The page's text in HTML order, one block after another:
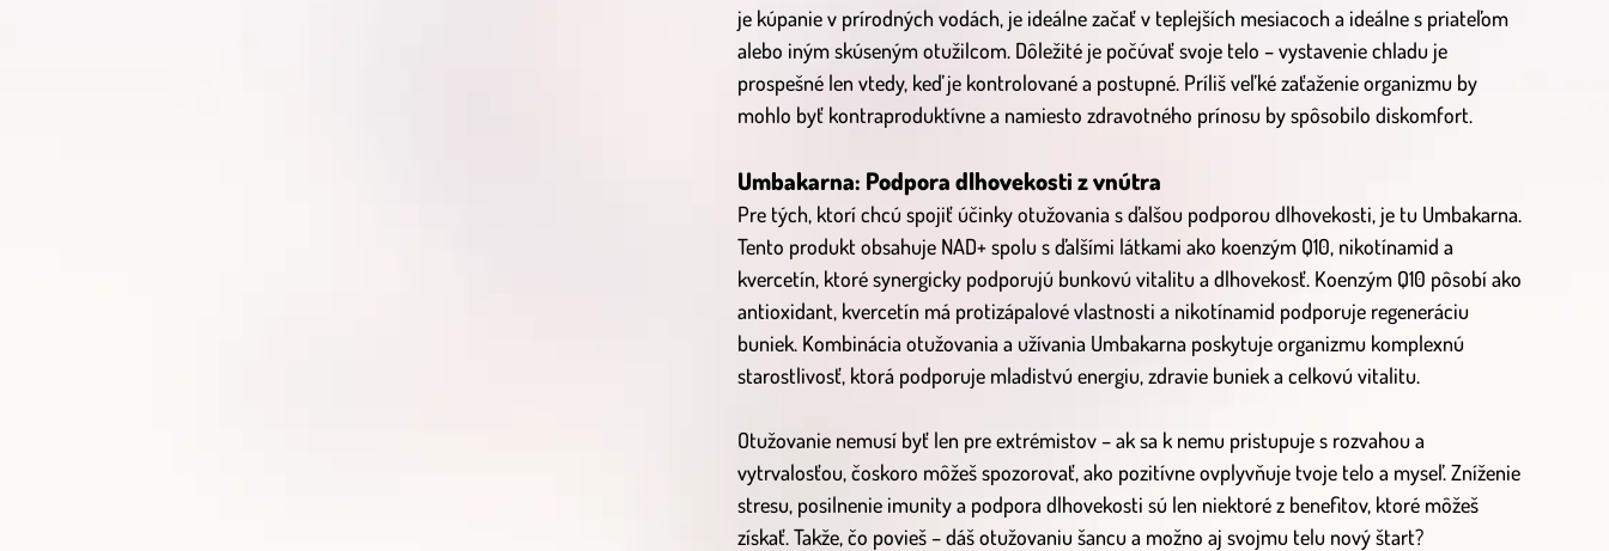
je kúpanie v prírodných vodách, je ideálne začať v teplejších mesiacoch a ideálne s priateľom
alebo iným skúseným otužilcom. Dôležité je počúvať svoje telo – vystavenie chladu je
prospešné len vtedy, keď je kontrolované a postupné. Príliš veľké zaťaženie organizmu by
mohlo byť kontraproduktívne a namiesto zdravotného prínosu by spôsobilo diskomfort.
Umbakarna: Podpora dlhovekosti z vnútra
Pre tých, ktorí chcú spojiť účinky otužovania s ďalšou podporou dlhovekosti, je tu Umbakarna.
Tento produkt obsahuje NAD+ spolu s ďalšími látkami ako koenzým Q10, nikotínamid a
kvercetín, ktoré synergicky podporujú bunkovú vitalitu a dlhovekosť. Koenzým Q10 pôsobí ako
antioxidant, kvercetín má protizápalové vlastnosti a nikotínamid podporuje regeneráciu
buniek. Kombinácia otužovania a užívania Umbakarna poskytuje organizmu komplexnú
starostlivosť, ktorá podporuje mladistvú energiu, zdravie buniek a celkovú vitalitu.
Otužovanie nemusí byť len pre extrémistov – ak sa k nemu pristupuje s rozvahou a
vytrvalosťou, čoskoro môžeš spozorovať, ako pozitívne ovplyvňuje tvoje telo a myseľ. Zníženie
stresu, posilnenie imunity a podpora dlhovekosti sú len niektoré z benefitov, ktoré môžeš
získať. Takže, čo povieš – dáš otužovaniu šancu a možno aj svojmu telu nový štart?